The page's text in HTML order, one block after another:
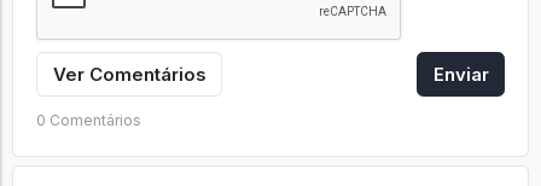
Ver Comentários Enviar
0 Comentários